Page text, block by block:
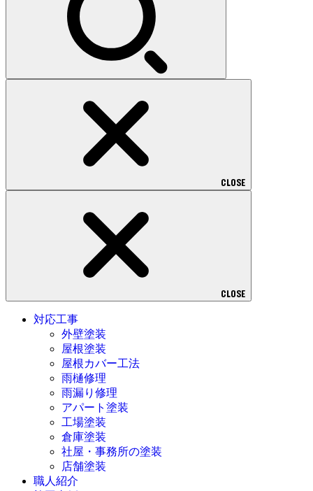
CLOSE
CLOSE
対応工事
外壁塗装
屋根塗装
屋根カバー工法
雨樋修理
雨漏り修理
アパート塗装
工場塗装
倉庫塗装
社屋・事務所の塗装
店舗塗装
職人紹介